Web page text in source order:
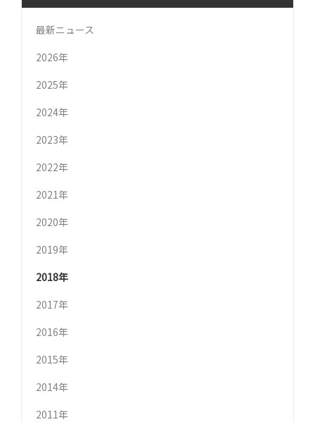
最新ニュース
2026年
2025年
2024年
2023年
2022年
2021年
2020年
2019年
2018年
2017年
2016年
2015年
2014年
2011年